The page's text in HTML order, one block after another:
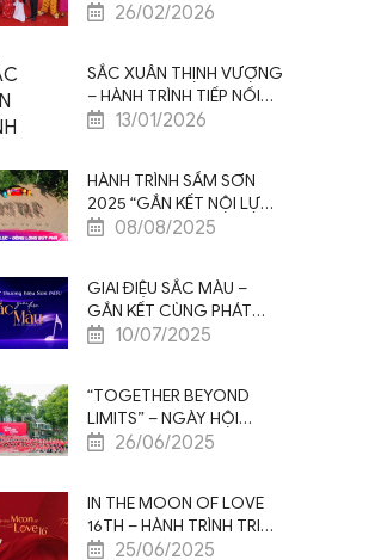
VƯỢNG VƯƠN XA
26/02/2026
SẮC XUÂN THỊNH VƯỢNG
– HÀNH TRÌNH TIẾP NỐI
GIÁ TRỊ, CỘNG HƯỞNG
13/01/2026
HÀNH TRÌNH SẦM SƠN
2025 “GẮN KẾT NỘI LỰC
– ĐỒNG LÒNG BỨT PHÁ”
08/08/2025
GIAI ĐIỆU SẮC MÀU –
GẮN KẾT CÙNG PHÁT
TRIỂN10/07/2025
“TOGETHER BEYOND
LIMITS” – NGÀY HỘI
THAO CHÀO MỪNG KỶ
26/06/2025
IN THE MOON OF LOVE
16TH – HÀNH TRÌNH TRI
ÂN 5N4Đ ĐẦY CẢM XÚC
25/06/2025